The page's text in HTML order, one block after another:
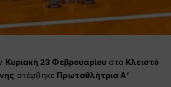
Κυριακή 23 Φεβρουαρίου στο Κλειστό
στέφθηκε Πρωταθλήτρια Α’